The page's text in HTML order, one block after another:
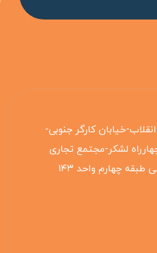
خیابان کارگر جنوبی-
لشکر-مجتمع تجاری
طبقه چهارم واحد ۱۴۳